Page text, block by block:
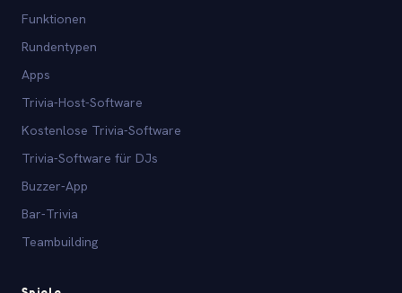
Funktionen
Rundentypen
Apps
Trivia-Host-Software
Kostenlose Trivia-Software
Trivia-Software für DJs
Buzzer-App
Bar-Trivia
Teambuilding